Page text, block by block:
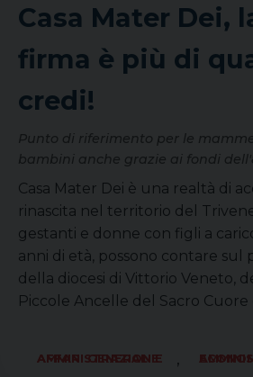
Casa Mater Dei,
firma è più di
credi!
Punto di riferimento per le
bambini anche grazie ai fondi
Casa Mater Dei è una realtà di
rinascita nel territorio del
gestanti e donne con figli a
anni di età, possono contare sul
della diocesi di Vittorio Veneto,
Piccole Ancelle del Sacro
AFFARI GENERALI E AMMINISTRAZIONE
, ECONOMATO